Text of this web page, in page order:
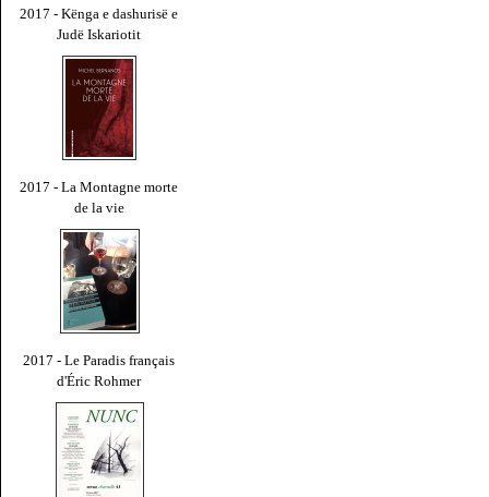
2017 - Kënga e dashurisë e
Judë Iskariotit
2017 - La Montagne morte
de la vie
2017 - Le Paradis français
d'Éric Rohmer